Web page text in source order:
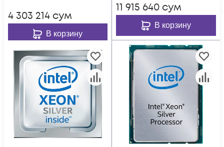
4 303 214 сум
В корзину
11 915 640 сум
В корзину